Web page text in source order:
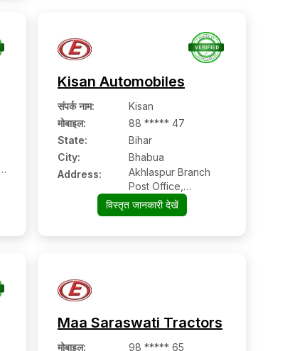
Kisan Automobiles
संपर्क नाम:
Kisan
मोबाइल:
88 ***** 47
State:
Bihar
City:
Bhabua
Address:
Akhlaspur Branch
Post Office,
Bhabhua Darauli
Road, Akhlaspur
विस्तृत जानकारी देखें
Maa Saraswati Tractors
मोबाइल:
98 ***** 65